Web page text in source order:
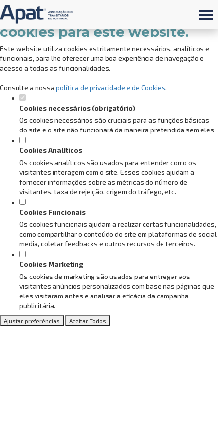
Defina as suas preferências de
cookies para este website.
Este website utiliza cookies estritamente necessários, analíticos e
funcionais, para lhe oferecer uma boa experiência de navegação e
acesso a todas as funcionalidades.
Consulte a nossa política de privacidade e de Cookies.
Cookies necessários (obrigatório)
Os cookies necessários são cruciais para as funções básicas
do site e o site não funcionará da maneira pretendida sem eles
Cookies Analíticos
Os cookies analíticos são usados para entender como os
visitantes interagem com o site. Esses cookies ajudam a
fornecer informações sobre as métricas do número de
visitantes, taxa de rejeição, origem do tráfego, etc.
Cookies Funcionais
Os cookies funcionais ajudam a realizar certas funcionalidades,
como compartilhar o conteúdo do site em plataformas de social
media, coletar feedbacks e outros recursos de terceiros.
Cookies Marketing
Os cookies de marketing são usados para entregar aos
visitantes anúncios personalizados com base nas páginas que
eles visitaram antes e analisar a eficácia da campanha
publicitária.
Ajustar preferências Aceitar Todos